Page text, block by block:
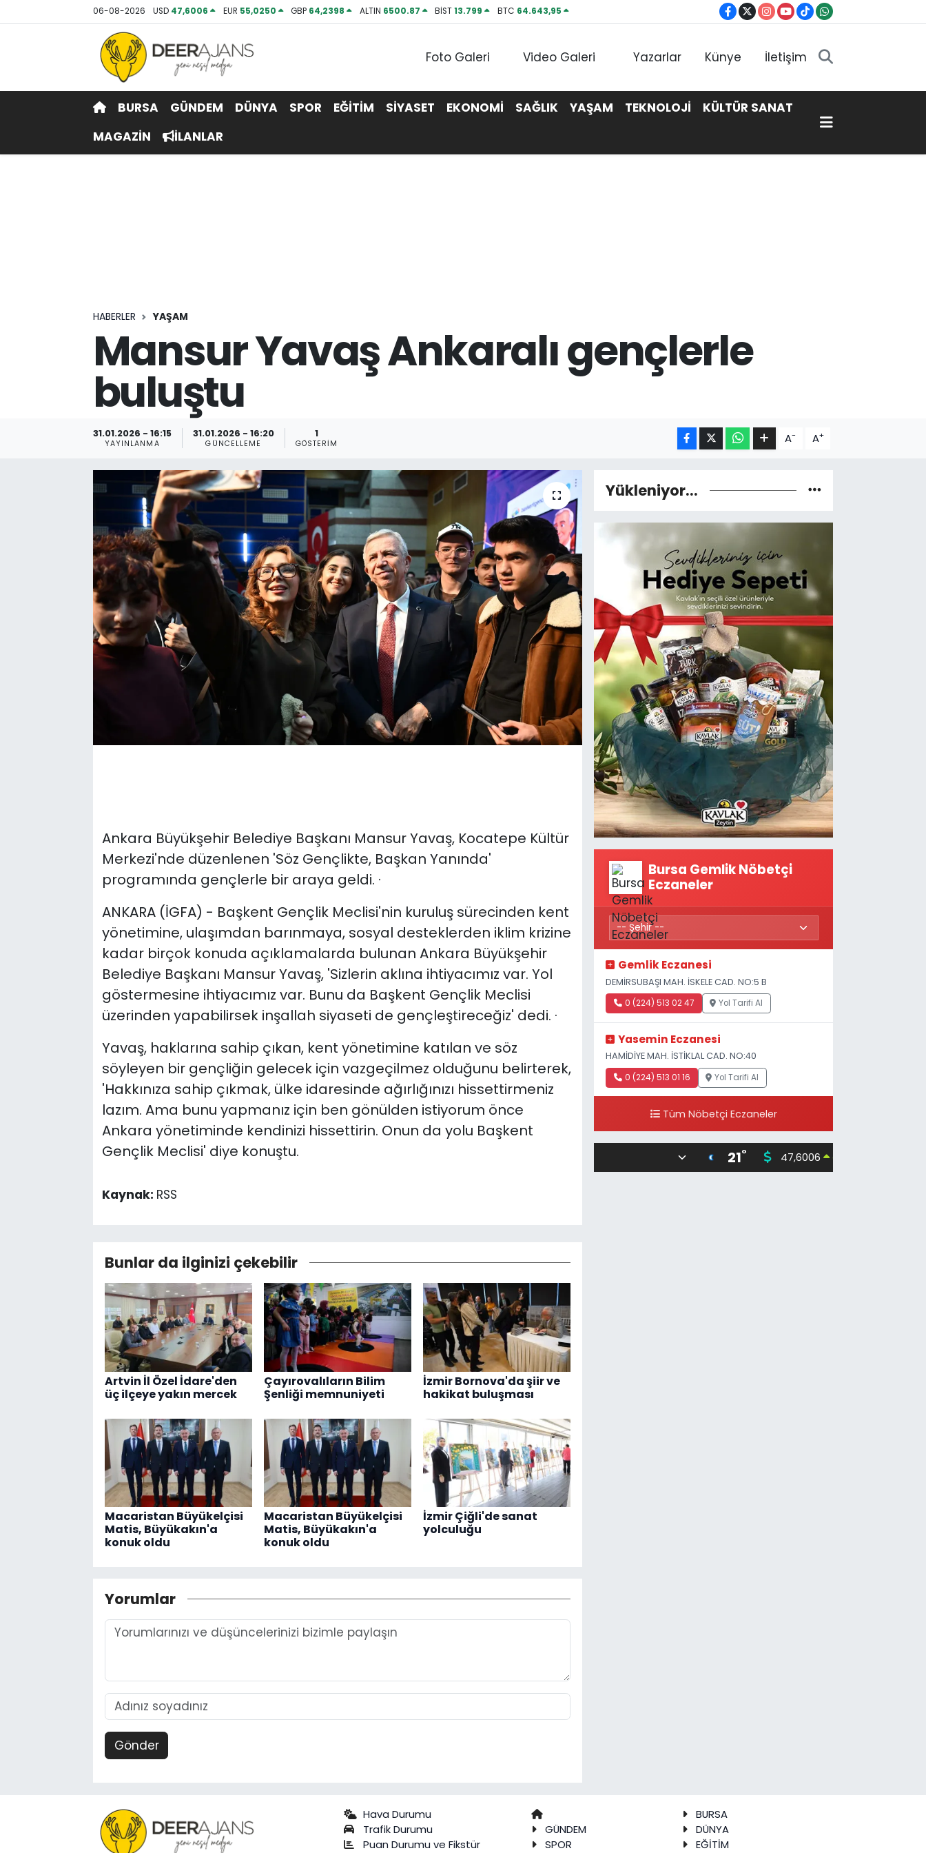
06-08-2026 USD 47,6006 EUR 55,0250 GBP 64,2398 ALTIN 6500.87 BİST13.799 BTC 64.643,95
Foto Galeri Video Galeri Yazarlar Künye İletişim
BURSA GÜNDEM DÜNYA SPOR EĞİTİM SİYASET EKONOMİ SAĞLIK YAŞAM TEKNOLOJİ
KÜLTÜR SANAT
MAGAZİN
İLANLAR
HABERLER YAŞAM
Mansur Yavaş Ankaralı gençlerle
buluştu
31.01.2026 - 16:15
YAYINLANMA
31.01.2026 - 16:20
GÜNCELLEME
1
GÖSTERIM A- A+
Ankara Büyükşehir Belediye Başkanı Mansur Yavaş, Kocatepe Kültür
Merkezi'nde düzenlenen 'Söz Gençlikte, Başkan Yanında'
programında gençlerle bir araya geldi. ·
ANKARA (İGFA) - Başkent Gençlik Meclisi'nin kuruluş sürecinden kent
yönetimine, ulaşımdan barınmaya, sosyal desteklerden iklim krizine
kadar birçok konuda açıklamalarda bulunan Ankara Büyükşehir
Belediye Başkanı Mansur Yavaş, 'Sizlerin aklına ihtiyacımız var. Yol
göstermesine ihtiyacımız var. Bunu da Başkent Gençlik Meclisi
üzerinden yapabilirsek inşallah siyaseti de gençleştireceğiz' dedi. ·
Yavaş, haklarına sahip çıkan, kent yönetimine katılan ve söz
söyleyen bir gençliğin gelecek için vazgeçilmez olduğunu belirterek,
'Hakkınıza sahip çıkmak, ülke idaresinde ağırlığınızı hissettirmeniz
lazım. Ama bunu yapmanız için ben gönülden istiyorum önce
Ankara yönetiminde kendinizi hissettirin. Onun da yolu Başkent
Gençlik Meclisi' diye konuştu.
Kaynak: RSS
Bunlar da ilginizi çekebilir
Artvin İl Özel İdare'den
üç ilçeye yakın mercek
Çayırovalıların Bilim
Şenliği memnuniyeti
İzmir Bornova'da şiir ve
hakikat buluşması
Macaristan Büyükelçisi
Matis, Büyükakın'a
konuk oldu
Macaristan Büyükelçisi
Matis, Büyükakın'a
konuk oldu
İzmir Çiğli'de sanat
yolculuğu
Yorumlar
Gönder
Yükleniyor...
Bursa Gemlik Nöbetçi
Eczaneler
Gemlik Eczanesi
DEMİRSUBAŞI MAH. İSKELE CAD. NO:5 B
0 (224) 513 02 47 Yol Tarifi Al
Yasemin Eczanesi
HAMİDİYE MAH. İSTİKLAL CAD. NO:40
0 (224) 513 01 16 Yol Tarifi Al
Tüm Nöbetçi Eczaneler
21° 47,6006 0.06
Hava Durumu
Trafik Durumu
Puan Durumu ve Fikstür
BURSA
GÜNDEM
DÜNYA
SPOR
EĞİTİM
Hava Durumu
Trafik Durumu
Tüm Manşetler